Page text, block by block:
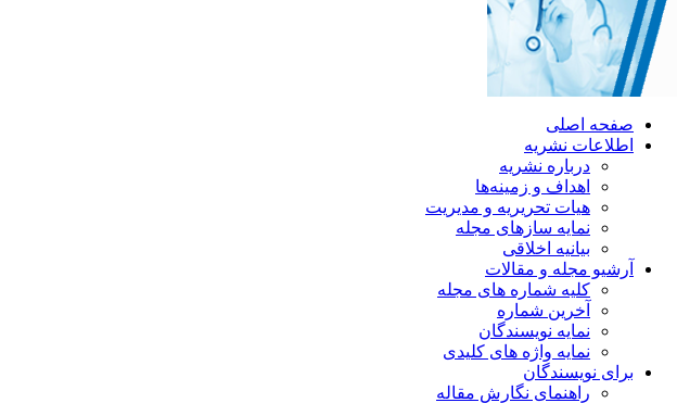
صفحه اصلی
اطلاعات نشریه
درباره نشریه
اهداف و زمینه‌ها
هیات تحریریه و مدیریت
نمایه سازهای مجله
بیانیه اخلاقی
آرشیو مجله و مقالات
کلیه شماره های مجله
آخرین شماره
نمایه نویسندگان
نمایه واژه های کلیدی
برای نویسندگان
راهنمای نگارش مقاله